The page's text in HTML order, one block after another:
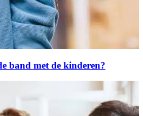
band met de kinderen?